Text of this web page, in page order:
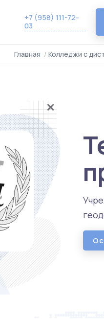
+7 (958) 111-72-
03
Главная / Колледжи с